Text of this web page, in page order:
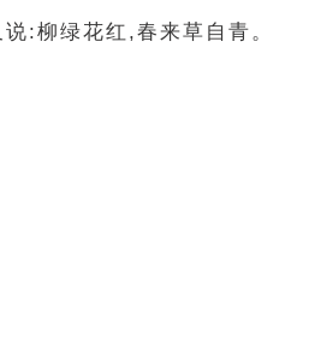
说:柳绿花红,春来草自青。